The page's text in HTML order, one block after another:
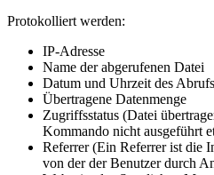
Protokolliert werden:
IP-Adresse
Name der abgerufenen Datei
Datum und Uhrzeit des Abrufs
Übertragene Datenmenge
Zugriffsstatus (Datei
Kommando nicht ausgeführt
Referrer (Ein Referrer ist die
von der der Benutzer durch